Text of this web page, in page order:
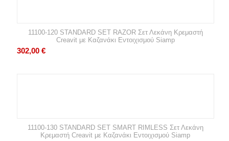
11100-120 STANDARD SET RAZOR Σετ Λεκάνη Κρεμαστή
Creavit με Καζανάκι Εντοιχισμού Siamp
302,00 €
11100-130 STANDARD SET SMART RIMLESS Σετ Λεκάνη
Κρεμαστή Creavit με Καζανάκι Εντοιχισμού Siamp